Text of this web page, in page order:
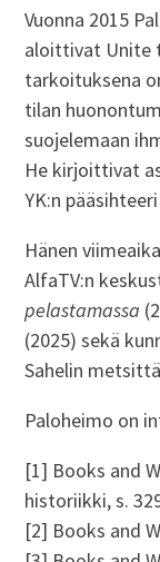
Vuonna 2015
aloittivat Unite
tarkoituksena
tilan
suojelemaan
He kirjoittivat
YK:n
Hänen
AlfaTV:n
pelastamassa
(2025) sekä
Sahelin
Paloheimo on
[1] Books and
historiikki, s.
[2] Books and